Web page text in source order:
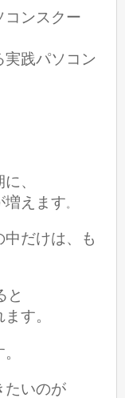
コンスクー
践パソコン
、
増えます。
だけは、も
と
す。
たいのが